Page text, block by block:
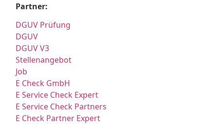
Partner:
DGUV Prüfung
DGUV
DGUV V3
Stellenangebot
Job
E Check GmbH
E Service Check Expert
E Service Check Partners
E Check Partner Expert